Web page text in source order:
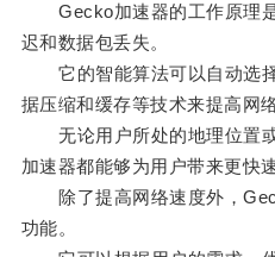
Gecko加速器的工作原理是
迟和数据包丢失。
它的智能算法可以自动选择
据压缩和缓存等技术来提高网
无论用户所处的地理位置
加速器都能够为用户带来更快
除了提高网络速度外，
功能。